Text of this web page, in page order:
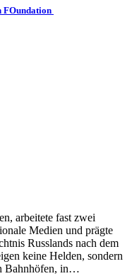
FOundation
arbeitete fast zwei
Medien und prägte
Russlands nach dem
keine Helden, sondern
Bahnhöfen, in…